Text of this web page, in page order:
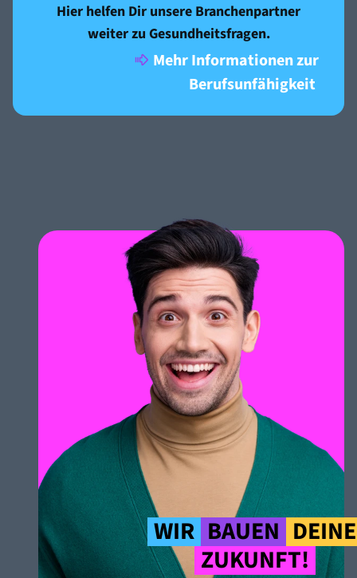
Hier helfen Dir unsere Branchenpartner
weiter zu Gesundheitsfragen.
Mehr Informationen zur
Berufsunfähigkeit
WIR BAUEN DEINE
ZUKUNFT!